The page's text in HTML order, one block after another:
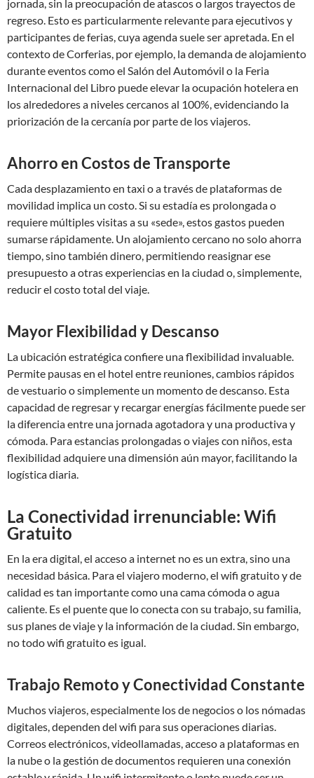
jornada, sin la preocupación de atascos o largos trayectos de
regreso. Esto es particularmente relevante para ejecutivos y
participantes de ferias, cuya agenda suele ser apretada. En el
contexto de Corferias, por ejemplo, la demanda de alojamiento
durante eventos como el Salón del Automóvil o la Feria
Internacional del Libro puede elevar la ocupación hotelera en
los alrededores a niveles cercanos al 100%, evidenciando la
priorización de la cercanía por parte de los viajeros.
Ahorro en Costos de Transporte
Cada desplazamiento en taxi o a través de plataformas de
movilidad implica un costo. Si su estadía es prolongada o
requiere múltiples visitas a su «sede», estos gastos pueden
sumarse rápidamente. Un alojamiento cercano no solo ahorra
tiempo, sino también dinero, permitiendo reasignar ese
presupuesto a otras experiencias en la ciudad o, simplemente,
reducir el costo total del viaje.
Mayor Flexibilidad y Descanso
La ubicación estratégica confiere una flexibilidad invaluable.
Permite pausas en el hotel entre reuniones, cambios rápidos
de vestuario o simplemente un momento de descanso. Esta
capacidad de regresar y recargar energías fácilmente puede ser
la diferencia entre una jornada agotadora y una productiva y
cómoda. Para estancias prolongadas o viajes con niños, esta
flexibilidad adquiere una dimensión aún mayor, facilitando la
logística diaria.
La Conectividad irrenunciable: Wifi
Gratuito
En la era digital, el acceso a internet no es un extra, sino una
necesidad básica. Para el viajero moderno, el wifi gratuito y de
calidad es tan importante como una cama cómoda o agua
caliente. Es el puente que lo conecta con su trabajo, su familia,
sus planes de viaje y la información de la ciudad. Sin embargo,
no todo wifi gratuito es igual.
Trabajo Remoto y Conectividad Constante
Muchos viajeros, especialmente los de negocios o los nómadas
digitales, dependen del wifi para sus operaciones diarias.
Correos electrónicos, videollamadas, acceso a plataformas en
la nube o la gestión de documentos requieren una conexión